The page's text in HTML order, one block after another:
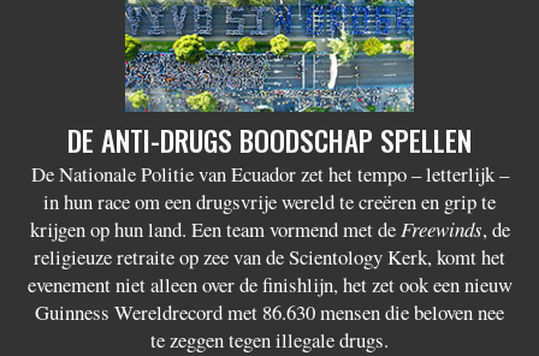
DE ANTI-DRUGS BOODSCHAP SPELLEN
De Nationale Politie van Ecuador zet het tempo – letterlijk –
in hun race om een drugsvrije wereld te creëren en grip te
krijgen op hun land. Een team vormend met deFreewinds, de
religieuze retraite op zee van de Scientology Kerk, komt het
evenement niet alleen over de finishlijn, het zet ook een nieuw
Guinness Wereldrecord met 86.630 mensen die beloven nee
te zeggen tegen illegale drugs.